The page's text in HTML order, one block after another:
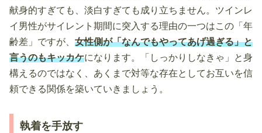
献身的すぎても、淡白すぎても成り立ちません。ツインレ
イ男性がサイレント期間に突入する理由の一つはこの「年
齢差」ですが、 女性側が「なんでもやってあげ過ぎる」と
言うのもキッカケになります。「しっかりしなきゃ」と身
構えるのではなく、あくまで対等な存在としてお互いを信
頼できる関係を築いていきましょう。
執着を手放す